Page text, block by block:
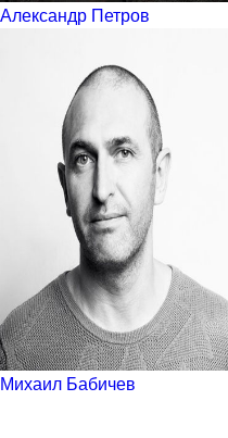
Александр Петров
Михаил Бабичев